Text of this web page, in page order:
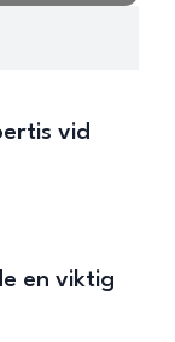
vid
en viktig